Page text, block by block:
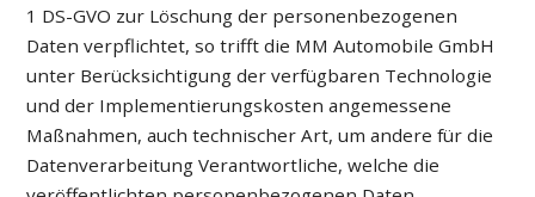
1 DS-GVO zur Löschung der personenbezogenen
Daten verpflichtet, so trifft die MM Automobile GmbH
unter Berücksichtigung der verfügbaren Technologie
und der Implementierungskosten angemessene
Maßnahmen, auch technischer Art, um andere für die
Datenverarbeitung Verantwortliche, welche die